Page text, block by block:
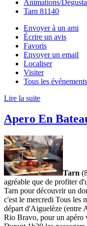
Animations/
Tarn 81140
Envoyer à un ami
Écrire un avis
Favoris
Envoyer un email
Localiser
Visiter
Tous les événements
Lire la suite
Apero En
Tarn
agréable que de profiter
Tarn pour découvrir un
c'est le mercredi Tous les
départ d'Aiguelèze (entre
Rio Bravo, pour un apéro